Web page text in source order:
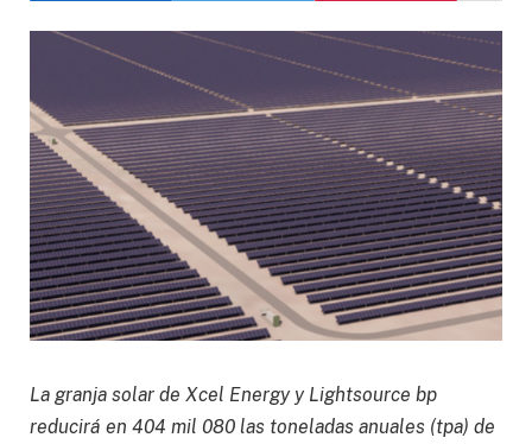
La granja solar de Xcel Energy y Lightsource bp
reducirá en 404 mil 080 las toneladas anuales (tpa) de